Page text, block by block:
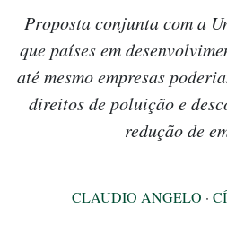
Proposta conjunta com a
que países em
até mesmo empresas
direitos de poluição e
redução de
CLAUDIO ANGELO ·